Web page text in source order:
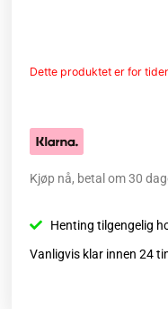
Dette produktet er for
Kjøp nå, betal om 30
Henting tilgengelig
Vanligvis klar innen 24